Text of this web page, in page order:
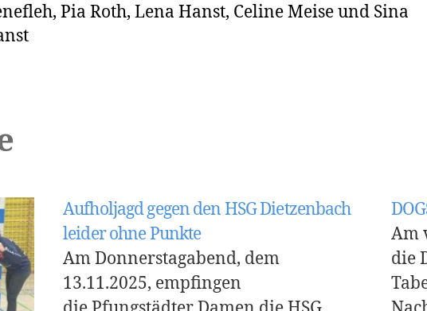
Pia Roth, Lena Hanst, Celine Meise und Sina
Aufholjagd gegen den HSG Dietzenbach
leider ohne Punkte
Am Donnerstagabend, dem
13.11.2025, empfingen
Am
die